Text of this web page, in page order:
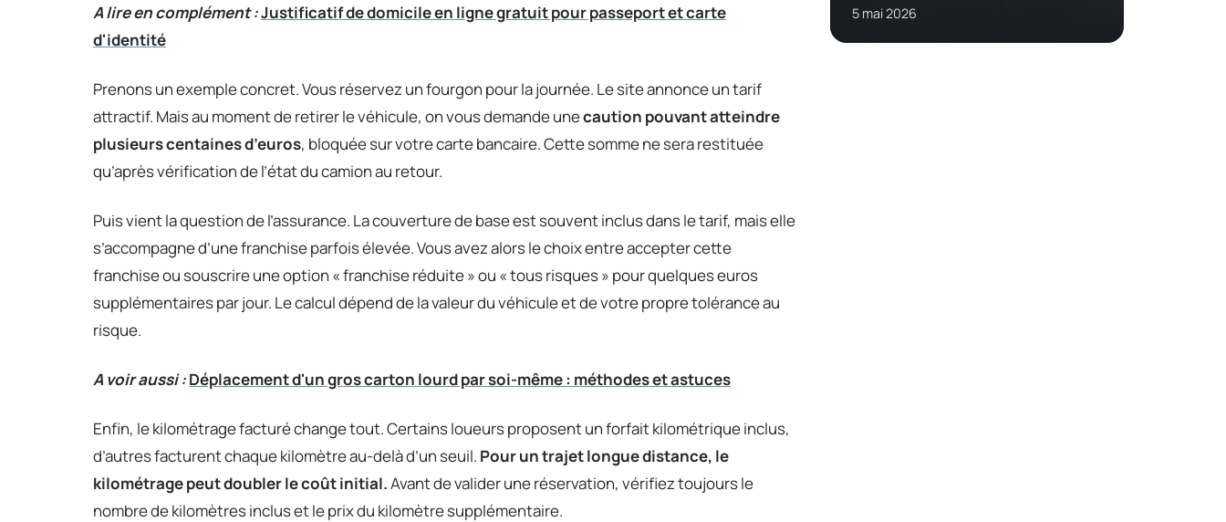
A lire en complément :Justificatif de domicile en ligne gratuit pour passeport et carte
d'identité
Prenons un exemple concret. Vous réservez un fourgon pour la journée. Le site annonce un tarif
attractif. Mais au moment de retirer le véhicule, on vous demande unecaution pouvant atteindre
plusieurs centaines d’euros, bloquée sur votre carte bancaire. Cette somme ne sera restituée
qu’après vérification de l’état du camion au retour.
Puis vient la question de l’assurance. La couverture de base est souvent inclus dans le tarif, mais elle
s’accompagne d’une franchise parfois élevée. Vous avez alors le choix entre accepter cette
franchise ou souscrire une option « franchise réduite » ou « tous risques » pour quelques euros
supplémentaires par jour. Le calcul dépend de la valeur du véhicule et de votre propre tolérance au
risque.
A voir aussi :Déplacement d'un gros carton lourd par soi-même : méthodes et astuces
Enfin, le kilométrage facturé change tout. Certains loueurs proposent un forfait kilométrique inclus,
d’autres facturent chaque kilomètre au-delà d’un seuil. Pour un trajet longue distance, le
kilométrage peut doubler le coût initial.Avant de valider une réservation, vérifiez toujours le
nombre de kilomètres inclus et le prix du kilomètre supplémentaire.
5 mai 2026